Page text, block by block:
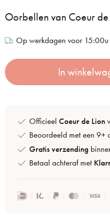
Oorbellen van Coeur de
Op werkdagen voor
In
OfficieelCoeur de Lion
Beoordeeld met een 9+
Gratis verzending
Betaal achteraf met